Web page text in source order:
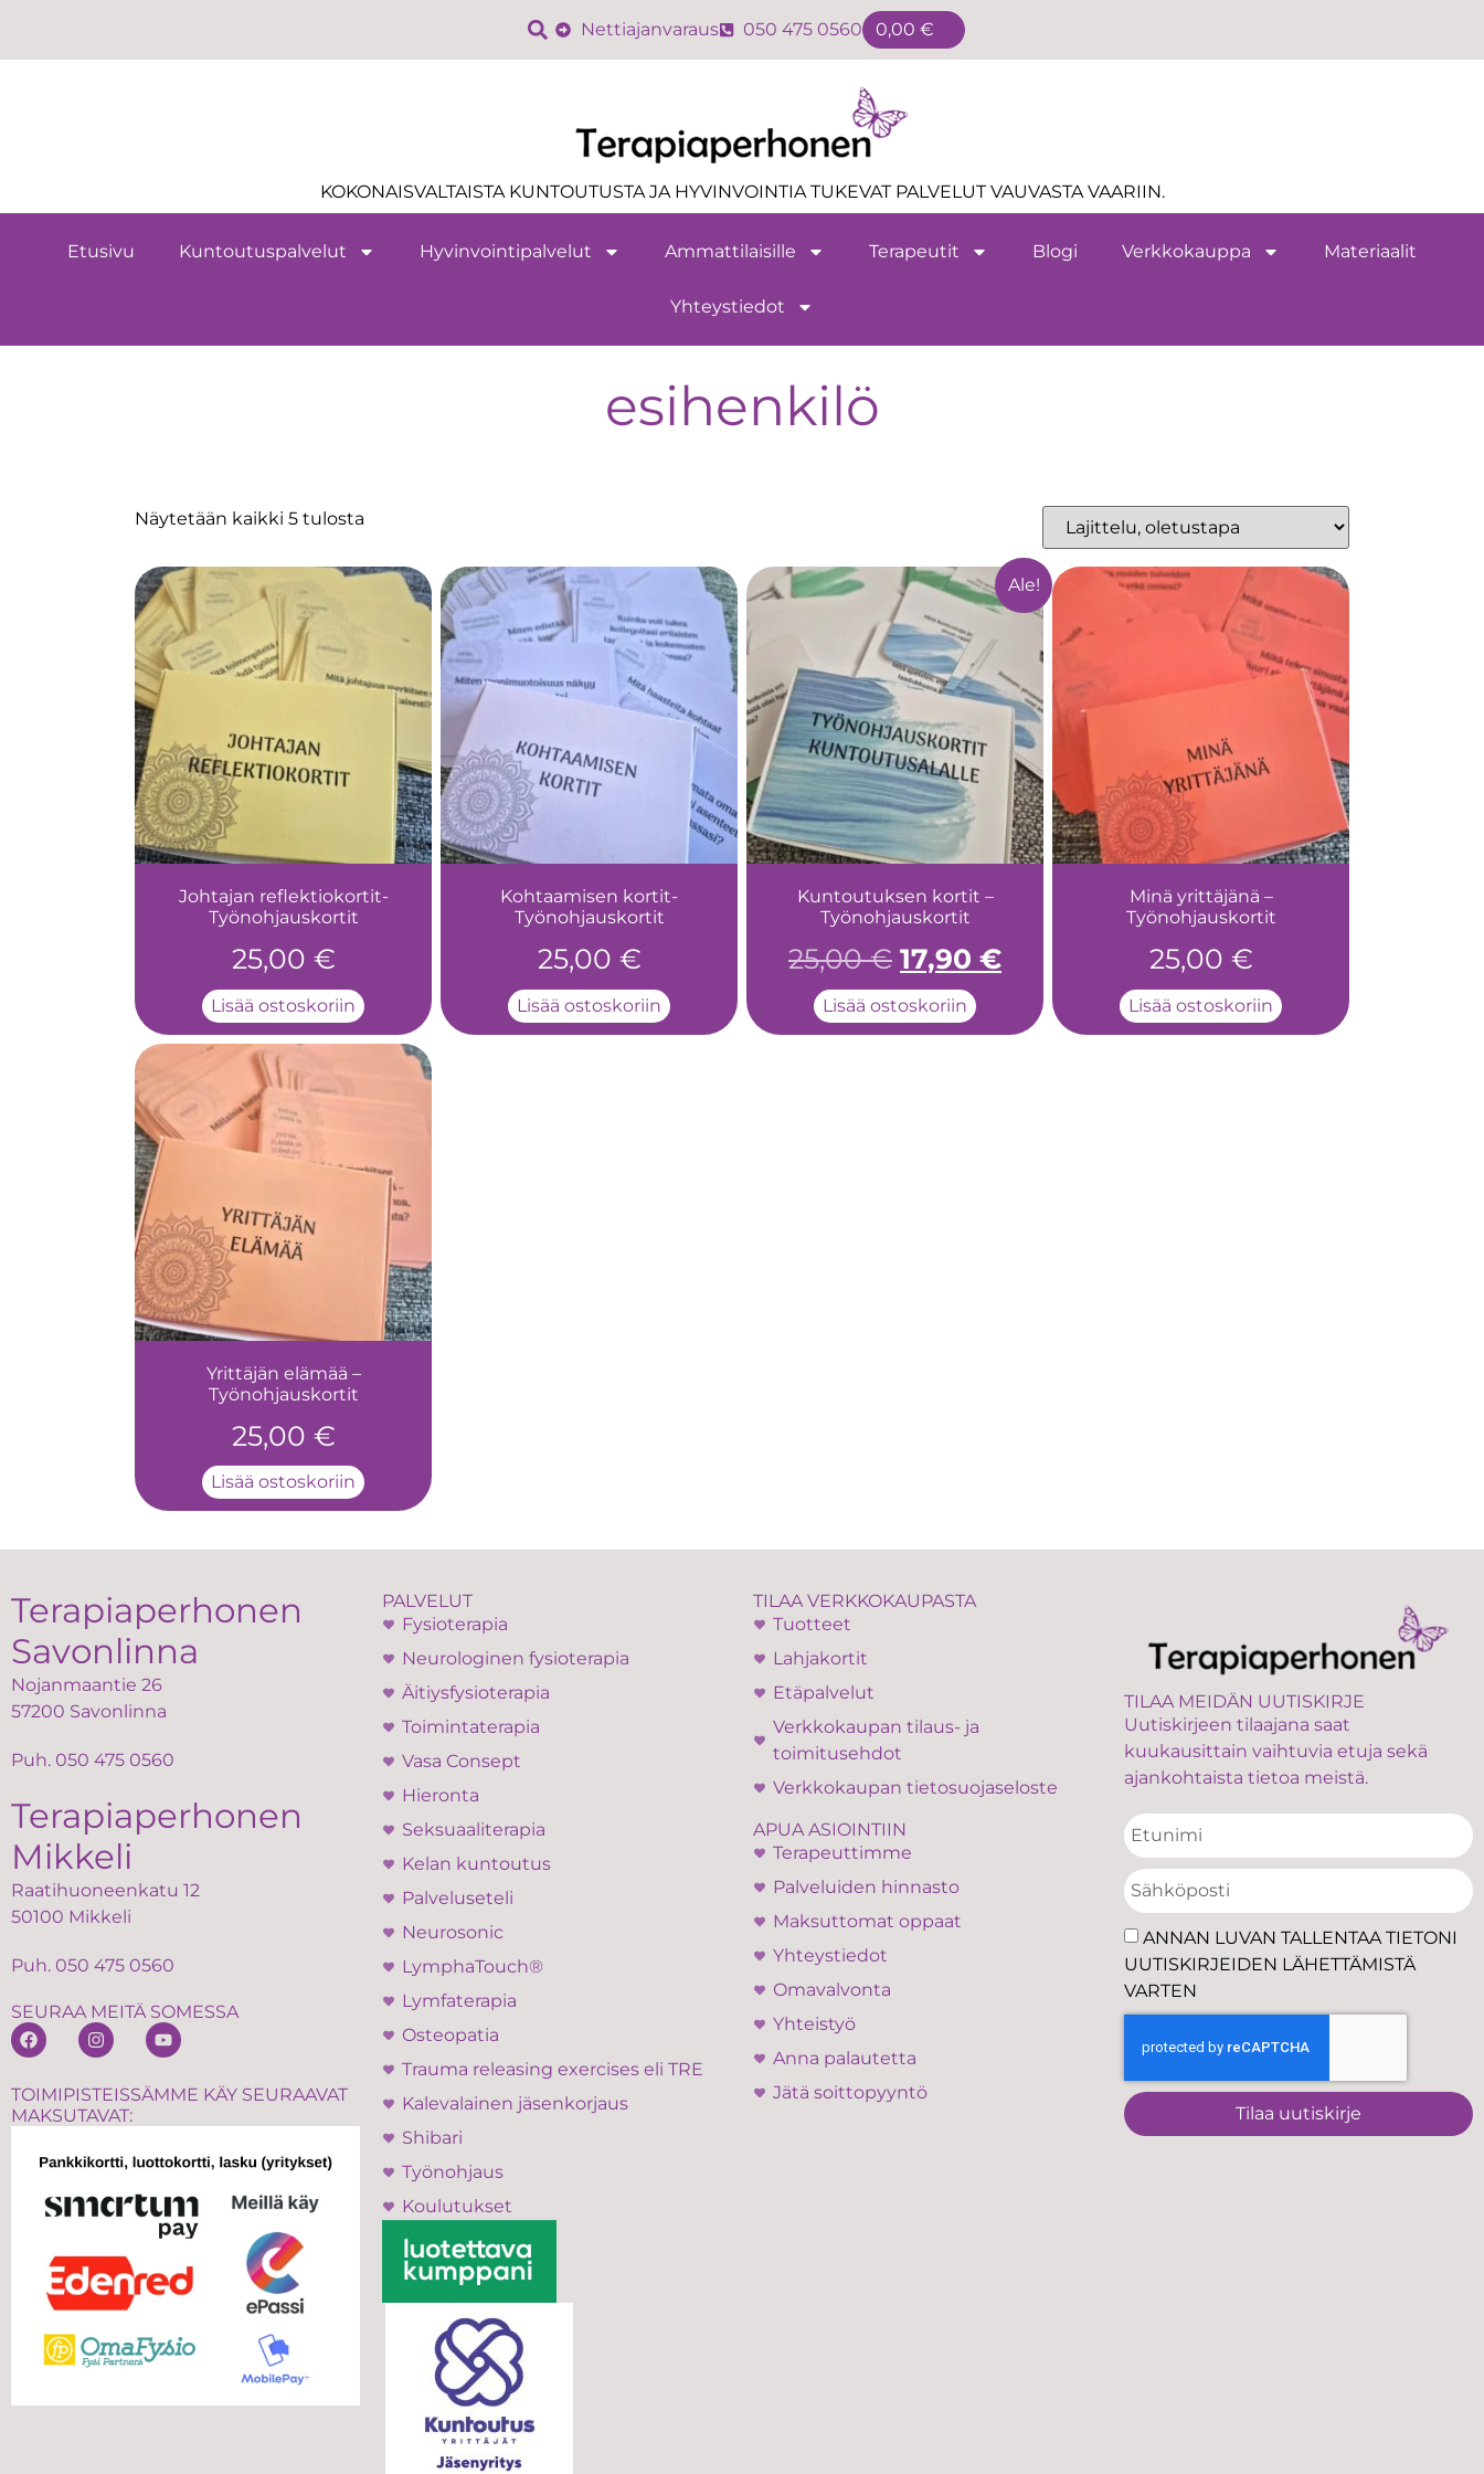
Nettiajanvaraus 050 475 0560 0,00 €
KOKONAISVALTAISTA KUNTOUTUSTA JA HYVINVOINTIA TUKEVAT PALVELUT VAUVASTA VAARIIN.
Etusivu Kuntoutuspalvelut Hyvinvointipalvelut Ammattilaisille Terapeutit Blogi Verkkokauppa Materiaalit
Yhteystiedot
esihenkilö
Näytetään kaikki 5 tulosta
Johtajan reflektiokortit-
Työnohjauskortit
25,00 €
Lisää ostoskoriin
Kohtaamisen kortit-
Työnohjauskortit
25,00 €
Lisää ostoskoriin
Ale!
Kuntoutuksen kortit –
Työnohjauskortit
25,00€ 17,90 €
Lisää ostoskoriin
Minä yrittäjänä –
Työnohjauskortit
25,00 €
Lisää ostoskoriin
Yrittäjän elämää –
Työnohjauskortit
25,00 €
Lisää ostoskoriin
Terapiaperhonen
Savonlinna
Nojanmaantie 26
57200 Savonlinna
Puh. 050 475 0560
Terapiaperhonen
Mikkeli
Raatihuoneenkatu 12
50100 Mikkeli
Puh. 050 475 0560
SEURAA MEITÄ SOMESSA
TOIMIPISTEISSÄMME KÄY SEURAAVAT
MAKSUTAVAT:
PALVELUT
Fysioterapia
Neurologinen fysioterapia
Äitiysfysioterapia
Toimintaterapia
Vasa Consept
Hieronta
Seksuaaliterapia
Kelan kuntoutus
Palveluseteli
Neurosonic
LymphaTouch®
Lymfaterapia
Osteopatia
Trauma releasing exercises eli TRE
Kalevalainen jäsenkorjaus
Shibari
Työnohjaus
Koulutukset
TILAA VERKKOKAUPASTA
Tuotteet
Lahjakortit
Etäpalvelut
Verkkokaupan tilaus- ja
toimitusehdot
Verkkokaupan tietosuojaseloste
APUA ASIOINTIIN
Terapeuttimme
Palveluiden hinnasto
Maksuttomat oppaat
Yhteystiedot
Omavalvonta
Yhteistyö
Anna palautetta
Jätä soittopyyntö
TILAA MEIDÄN UUTISKIRJE
Uutiskirjeen tilaajana saat
kuukausittain vaihtuvia etuja sekä
ajankohtaista tietoa meistä.
ANNAN LUVAN TALLENTAA TIETONI
UUTISKIRJEIDEN LÄHETTÄMISTÄ
VARTEN
Tilaa uutiskirje